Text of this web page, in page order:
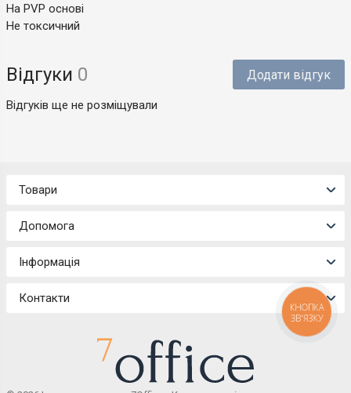
На PVP основі
Не токсичний
Відгуки 0 Додати відгук
Відгуків ще не розміщували
Товари
Допомога
Інформація
Контакти
КНОПКА
ЗВ'ЯЗКУ